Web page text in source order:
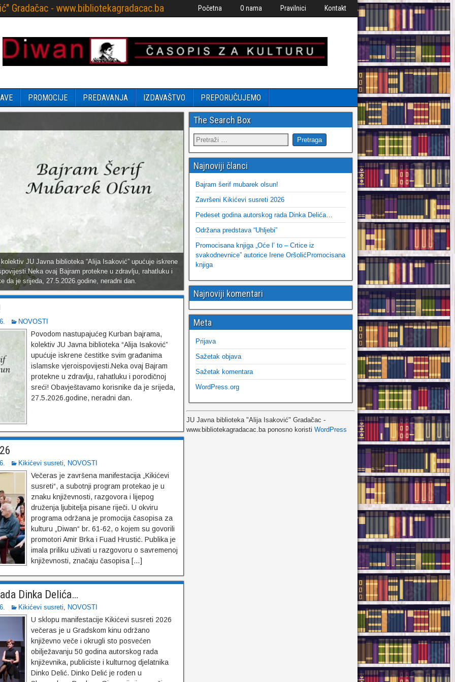
Gradačac - www.bibliotekagradacac.ba Početna O nama Pravilnici Kontakt
PROMOCIJE PREDAVANJA IZDAVAŠTVO PREPORUČUJEMO
JU Javna biblioteka “Alija Isaković” upućuje iskrene
ovaj Bajram protekne u zdravlju, rahatluku i
da je srijeda, 27.5.2026.godine, neradni dan.
susreti“, a subotnji program protekao je u znaku
pisane riječi. U okviru programa održana je
62, o kojem su govorili promotori Amir Brka…
NOVOSTI
Povodom nastupajućeg Kurban bajrama,
kolektiv JU Javna biblioteka “Alija Isaković”
upućuje iskrene čestitke svim građanima
islamske vjeroispovijesti.Neka ovaj Bajram
protekne u zdravlju, rahatluku i porodičnoj
sreći! Obavještavamo korisnike da je srijeda,
27.5.2026.godine, neradni dan.
Kikićevi susreti, NOVOSTI
Večeras je završena manifestacija „Kikićevi
susreti“, a subotnji program protekao je u
znaku književnosti, razgovora i lijepog
druženja ljubitelja pisane riječi. U okviru
programa održana je promocija časopisa za
kulturu „Diwan“ br. 61-62, o kojem su govorili
promotori Amir Brka i Fuad Hrustić. Publika je
imala priliku uživati u razgovoru o savremenoj
književnosti, značaju časopisa […]
Dinka Delića…
Kikićevi susreti, NOVOSTI
U sklopu manifestacije Kikićevi susreti 2026
večeras je u Gradskom kinu održano
književno veče i okrugli sto posvećen
obilježavanju 50 godina autorskog rada
književnika, publiciste i kulturnog djelatnika
Dinko Delić. Dinko Delić je rođen u
The Search Box
Najnoviji članci
Bajram šerif mubarek olsun!
Završeni Kikićevi susreti 2026
Pedeset godina autorskog rada Dinka Delića…
Održana predstava “Uhljebi”
Promocisana knjiga „Oće l’ to – Crtice iz
svakodnevnice” autorice Irene OršolićPromocisana
knjiga
Najnoviji komentari
Meta
Prijava
Sažetak objava
Sažetak komentara
WordPress.org
JU Javna biblioteka "Alija Isaković" Gradačac -
www.bibliotekagradacac.ba ponosno koristi WordPress